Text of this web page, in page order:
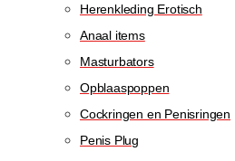
Herenkleding Erotisch
Anaal items
Masturbators
Opblaaspoppen
Cockringen en Penisringen
Penis Plug